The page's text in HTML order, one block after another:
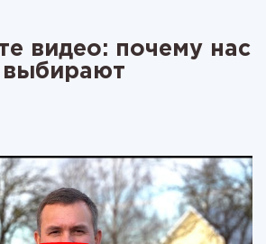
видео: почему нас
выбирают